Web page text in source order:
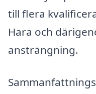
till flera
Hara och
ansträngning.